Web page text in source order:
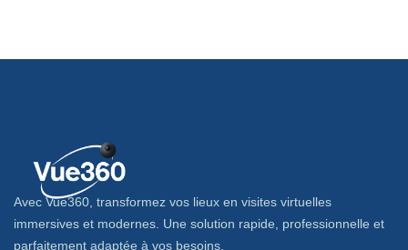
Avec Vue360, transformez vos lieux en visites virtuelles
immersives et modernes. Une solution rapide, professionnelle et
parfaitement adaptée à vos besoins.